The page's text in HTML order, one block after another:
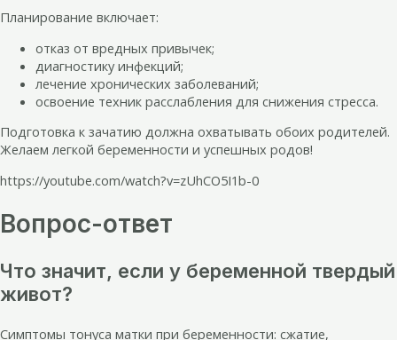
Планирование включает:
отказ от вредных привычек;
диагностику инфекций;
лечение хронических заболеваний;
освоение техник расслабления для снижения стресса.
Подготовка к зачатию должна охватывать обоих родителей.
Желаем легкой беременности и успешных родов!
https://youtube.com/watch?v=zUhCO5I1b-0
Вопрос-ответ
Что значит, если у беременной твердый
живот?
Симптомы тонуса матки при беременности: сжатие,